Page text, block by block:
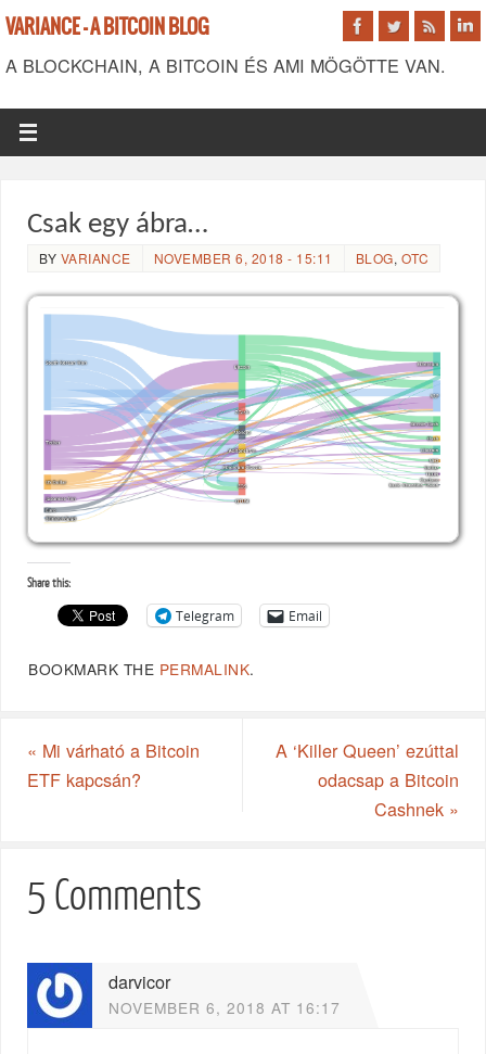
VARIANCE - A BITCOIN BLOG
A BLOCKCHAIN, A BITCOIN ÉS AMI MÖGÖTTE VAN.
Csak egy ábra…
BY VARIANCE NOVEMBER 6, 2018 - 15:11 BLOG, OTC
Share this:
Telegram Email
BOOKMARK THE PERMALINK.
« Mi várható a Bitcoin
ETF kapcsán?
A ‘Killer Queen’ ezúttal
odacsap a Bitcoin
Cashnek »
5 Comments
darvicor
NOVEMBER 6, 2018 AT 16:17